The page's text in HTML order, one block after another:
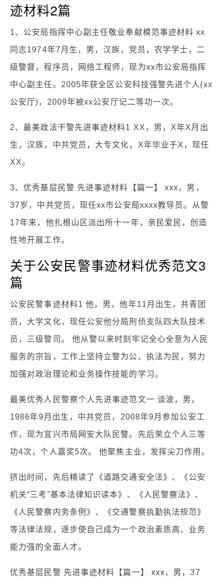
迹材料2篇
1、公安局指挥中心副主任敬业奉献模范事迹材料 xx
同志1974年7月生，男，汉族，党员，农学学士，二
级警督，程序员，网络工程师，现为xx市公安局指挥
中心副主任。2005年获全区公安科技强警先进个人(xx
公安厅)，2009年被xx公安厅记二等功一次。
2、最美政法干警先进事迹材料1 XX，男，X年X月出
生，汉族，中共党员，大专文化，X年毕业于X，现任
XX。
3、优秀基层民警 先进事迹材料【篇一】 xxx，男，
37岁，中共党员，现任xx市公安局xxxx教导员。从警
17年来，他扎根山区派出所十一年，亲民爱民，创造
性地开展工作。
关于公安民警事迹材料优秀范文3
篇
公安民警事迹材料1 他，男，他年11月出生，共青团
员，大学文化，现任公安他分局刑侦支队四大队技术
员，三级警司。 他从警以来时刻牢记全心全意为人民
服务的宗旨，工作上坚持立警为公、执法为民，努力
加强对政治理论和业务操作技能的学习。
最美优秀人民警察个人先进事迹范文一 谈波，男，
1986年9月出生，中共党员，2008年9月参加公安工
作，现为宜兴市局网安大队民警。先后荣立个人三等
功4次，个人嘉奖5次。 他聚焦主业，发挥尖刀作用。
挤出时间，先后精读了《道路交通安全法》、《公安
机关“三考”基本法律知识读本》、《人民警察法》、
《人民警察内务条例》、《交通警察执勤执法规范》
等法律法规，逐步使自己成为一个政治素质高、业务
能力强的全面人才。
优秀基层民警 先进事迹材料【篇一】 xxx，男，37